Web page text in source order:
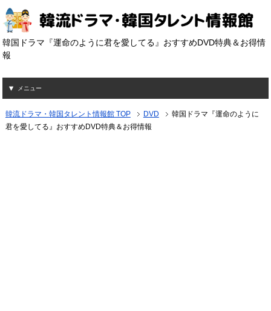
韓国ドラマ『運命のように君を愛してる』おすすめDVD特典＆お得情
報
メニュー
韓流ドラマ・韓国タレント情報館 TOP DVD
韓国ドラマ『運命のように
君を愛してる』おすすめDVD特典＆お得情報